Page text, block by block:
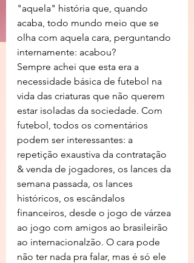
"aquela" história que, quando
acaba, todo mundo meio que se
olha com aquela cara, perguntando
internamente: acabou?
Sempre achei que esta era a
necessidade básica de futebol na
vida das criaturas que não querem
estar isoladas da sociedade. Com
futebol, todos os comentários
podem ser interessantes: a
repetição exaustiva da contratação
& venda de jogadores, os lances da
semana passada, os lances
históricos, os escândalos
financeiros, desde o jogo de várzea
ao jogo com amigos ao brasileirão
ao internacionalzão. O cara pode
não ter nada pra falar, mas é só ele